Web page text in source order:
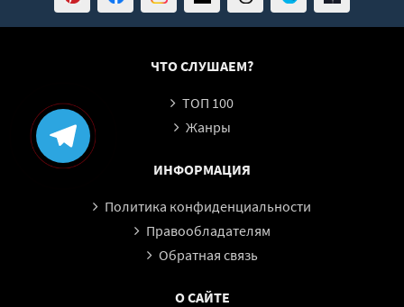
ЧТО СЛУШАЕМ?
ТОП 100
Жанры
ИНФОРМАЦИЯ
Политика конфиденциальности
Правообладателям
Обратная связь
О САЙТЕ